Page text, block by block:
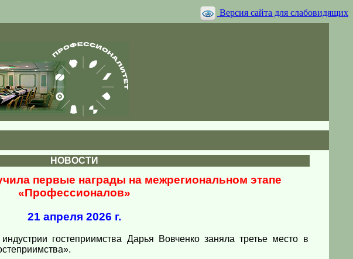
Версия сайта для слабовидящих
НОВОСТИ
первые награды на межрегиональном этапе
«Профессионалов»
21 апреля 2026 г.
гостеприимства Дарья Вовченко заняла третье место в